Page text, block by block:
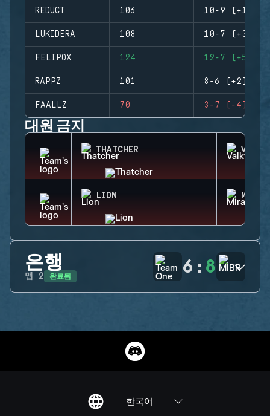
REDUCT 106 10-9 (+1)
LUKIDERA 108 10-7 (+3)
FELIPOX 124 12-7 (+5)
RAPPZ 101 8-6 (+2)
FAALLZ 70 3-7 (-4)
대원 금지
THATCHER
LION MIRA
은행
맵 2 완료됨 6 : 8
한국어